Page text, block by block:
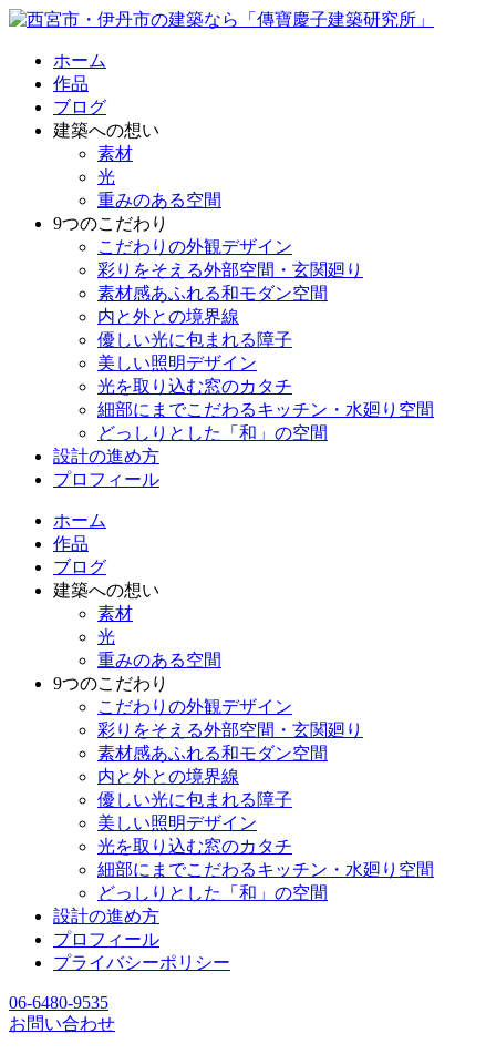
ホーム
作品
ブログ
建築への想い
素材
光
重みのある空間
9つのこだわり
こだわりの外観デザイン
彩りをそえる外部空間・玄関廻り
素材感あふれる和モダン空間
内と外との境界線
優しい光に包まれる障子
美しい照明デザイン
光を取り込む窓のカタチ
細部にまでこだわるキッチン・水廻り空間
どっしりとした「和」の空間
設計の進め方
プロフィール
ホーム
作品
ブログ
建築への想い
素材
光
重みのある空間
9つのこだわり
こだわりの外観デザイン
彩りをそえる外部空間・玄関廻り
素材感あふれる和モダン空間
内と外との境界線
優しい光に包まれる障子
美しい照明デザイン
光を取り込む窓のカタチ
細部にまでこだわるキッチン・水廻り空間
どっしりとした「和」の空間
設計の進め方
プロフィール
プライバシーポリシー
06-6480-9535
お問い合わせ